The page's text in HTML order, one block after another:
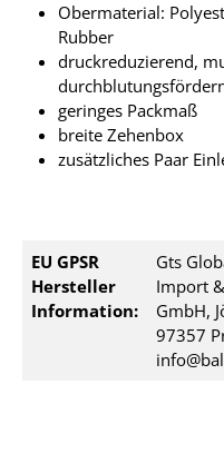
Obermaterial:
Rubber
druckreduzierend,
geringes Packmaß
breite Zehenbox
zusätzliches Paar
EU GPSR
Hersteller
Information:
Gts
Import
GmbH,
97357